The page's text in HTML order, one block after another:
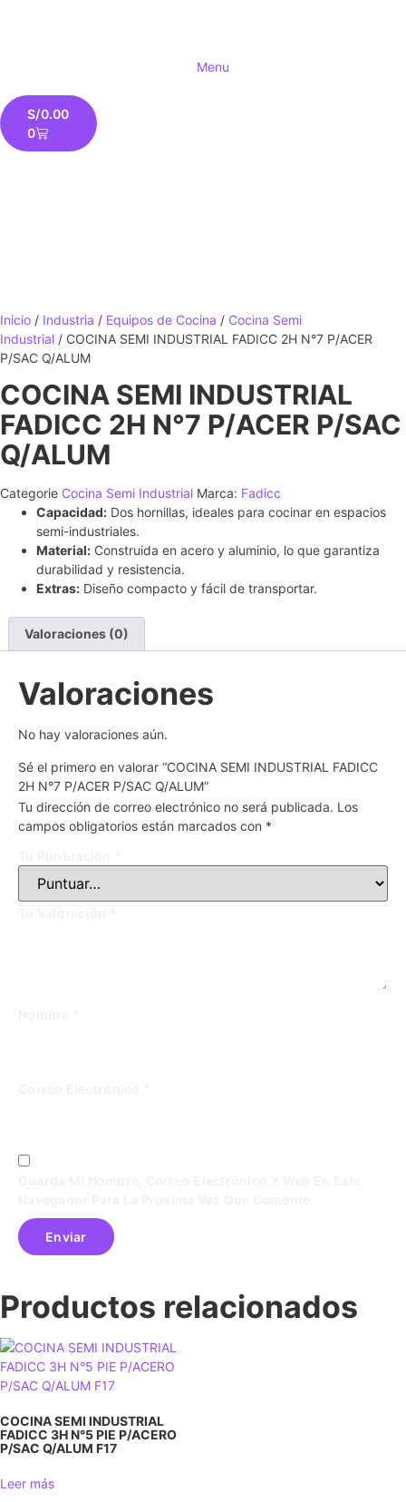
Menu
S/0.00
0
Inicio / Industria / Equipos de Cocina / Cocina Semi
Industrial / COCINA SEMI INDUSTRIAL FADICC 2H N°7 P/ACER
P/SAC Q/ALUM
COCINA SEMI INDUSTRIAL
FADICC 2H N°7 P/ACER P/SAC
Q/ALUM
Categorie Cocina Semi Industrial Marca: Fadicc
Capacidad: Dos hornillas, ideales para cocinar en espacios
semi-industriales.
Material: Construida en acero y aluminio, lo que garantiza
durabilidad y resistencia.
Extras: Diseño compacto y fácil de transportar.
Valoraciones (0)
Valoraciones
No hay valoraciones aún.
Sé el primero en valorar “COCINA SEMI INDUSTRIAL FADICC
2H N°7 P/ACER P/SAC Q/ALUM”
Tu dirección de correo electrónico no será publicada. Los
campos obligatorios están marcados con *
Productos relacionados
COCINA SEMI INDUSTRIAL
FADICC 3H N°5 PIE P/ACERO
P/SAC Q/ALUM F17
Leer más